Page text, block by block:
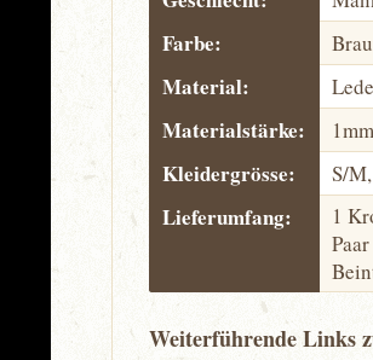
Farbe:
Material:
Materialstärke: 1mm
Kleidergrösse: S/
Lieferumfang:
1
Weiterführende Links